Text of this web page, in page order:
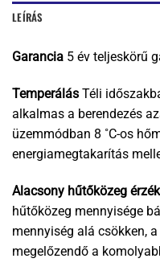
LEÍRÁS
Garancia 5 év teljeskörű
Temperálás Téli
alkalmas a berendezés
üzemmódban 8 ˚C-os
energiamegtakarítás
Alacsony hűtőközeg
hűtőközeg mennyisége
mennyiség alá csökken,
megelőzendő a